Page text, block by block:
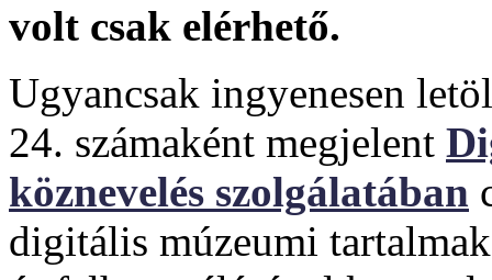
volt csak elérhető.
Ugyancsak ingyenesen
24. számaként megjelent
köznevelés szolgálatában
digitális múzeumi